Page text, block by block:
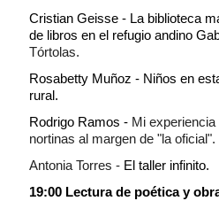
Cristian Geisse - La biblioteca
de libros en el refugio andino
Tórtolas.
Rosabetty Muñoz - Niños en
rural.
Rodrigo Ramos - Mi experiencia
nortinas al margen de "la oficial".
Antonia Torres - El taller infinito.
19:00 Lectura de poética y